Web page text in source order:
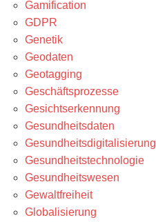
Gamification
GDPR
Genetik
Geodaten
Geotagging
Geschäftsprozesse
Gesichtserkennung
Gesundheitsdaten
Gesundheitsdigitalisierung
Gesundheitstechnologie
Gesundheitswesen
Gewaltfreiheit
Globalisierung